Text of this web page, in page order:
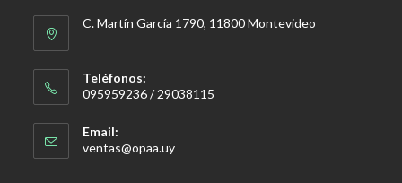
C. Martín García 1790, 11800 Montevideo
Teléfonos:
095959236 / 29038115
Email:
ventas@opaa.uySe